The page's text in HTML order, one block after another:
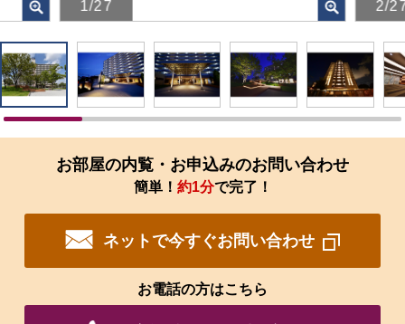
1/27
画
像
を
ク
リ
す
拡
大
さ
2/
画
を
ク
リ
拡
お部屋の内覧・お申込みのお問い合わせ
簡単！ 約1分で完了！
ネットで今すぐお問い合わせ
お電話の方はこちら